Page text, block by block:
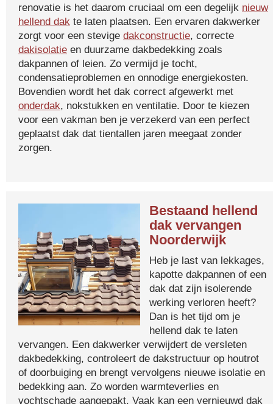
renovatie is het daarom cruciaal om een degelijk nieuw
hellend dak te laten plaatsen. Een ervaren dakwerker
zorgt voor een stevige dakconstructie, correcte
dakisolatie en duurzame dakbedekking zoals
dakpannen of leien. Zo vermijd je tocht,
condensatieproblemen en onnodige energiekosten.
Bovendien wordt het dak correct afgewerkt met
onderdak, nokstukken en ventilatie. Door te kiezen
voor een vakman ben je verzekerd van een perfect
geplaatst dak dat tientallen jaren meegaat zonder
zorgen.
Bestaand hellend
dak vervangen
Noorderwijk
Heb je last van lekkages,
kapotte dakpannen of een
dak dat zijn isolerende
werking verloren heeft?
Dan is het tijd om je
hellend dak te laten
vervangen. Een dakwerker verwijdert de versleten
dakbedekking, controleert de dakstructuur op houtrot
of doorbuiging en brengt vervolgens nieuwe isolatie en
bedekking aan. Zo worden warmteverlies en
vochtschade aangepakt. Vaak kan een vernieuwd dak